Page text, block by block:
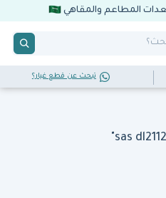
المطاعم والمقاهي
تبحث عن قطع غيار؟